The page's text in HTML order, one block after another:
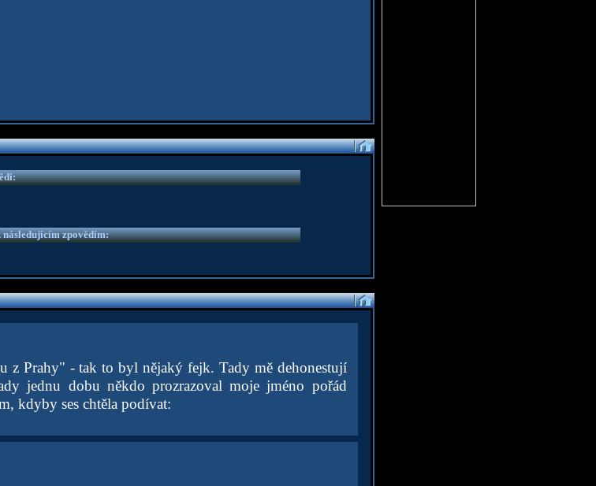
zpovědím:
z Prahy" - tak to byl nějaký fejk. Tady mě dehonestují
jednu dobu někdo prozrazoval moje jméno pořád
kdyby ses chtěla podívat: